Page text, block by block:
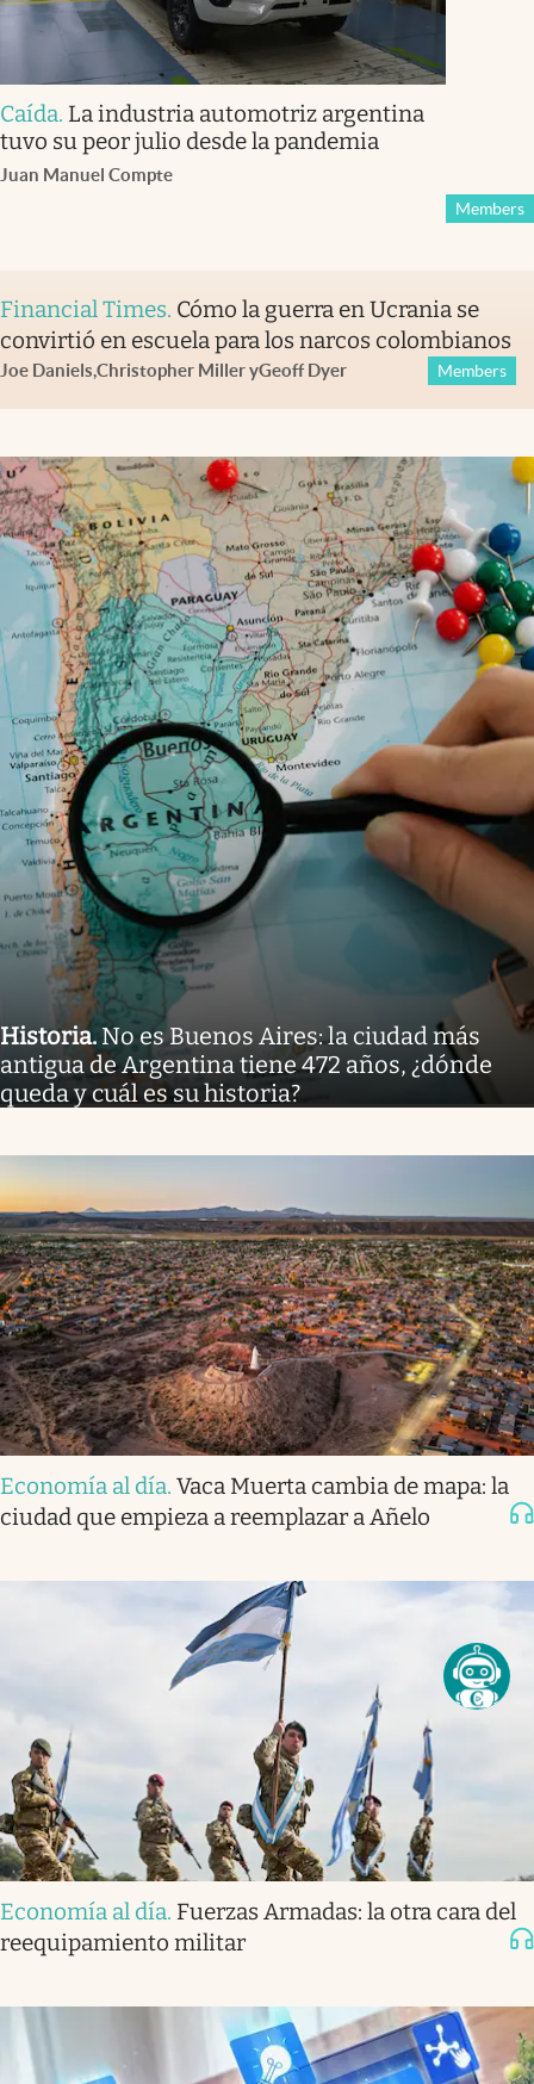
Caída. La industria automotriz argentina
tuvo su peor julio desde la pandemia
Juan Manuel Compte
Members
Financial Times. Cómo la guerra en Ucrania se
convirtió en escuela para los narcos colombianos
Joe Daniels,Christopher MilleryGeoff Dyer Members
Historia. No es Buenos Aires: la ciudad más
antigua de Argentina tiene 472 años, ¿dónde
queda y cuál es su historia?
Economía al día. Vaca Muerta cambia de mapa: la
ciudad que empieza a reemplazar a Añelo
Economía al día. Fuerzas Armadas: la otra cara del
reequipamiento militar